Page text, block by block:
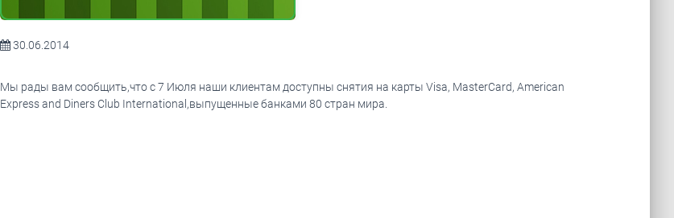
30.06.2014
Мы рады вам сообщить,что с 7 Июля наши клиентам доступны снятия на карты Visa, MasterCard, American
Express and Diners Club International,выпущенные банками 80 стран мира.